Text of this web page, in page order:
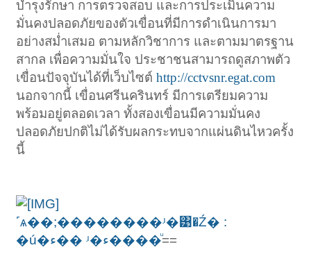
บำรุงรักษา การตรวจสอบ และการประเมินความ
มั่นคงปลอดภัยของตัวเขื่อนที่มีการดำเนินการมา
อย่างสม่ำเสมอ ตามหลักวิชาการ และตามมาตรฐาน
สากล เพื่อความมั่นใจ ประชาชนสามารถดูสภาพตัว
เขื่อนปัจจุบันได้ที่เว็บไซต์http://cctvsnr.egat.com
นอกจากนี้ เขื่อนศรีนครินทร์ มีการเตรียมความ
พร้อมอยู่ตลอดเวลา ทั้งสองเขื่อนมีความมั่นคง
ปลอดภัยปกติไม่ได้รับผลกระทบจากแผ่นดินไหวครั้ง
นี้
˹ѧ��;��������ʴ�͹�Ź� :
�ú�ء�� ʴ�ء����ͧ==